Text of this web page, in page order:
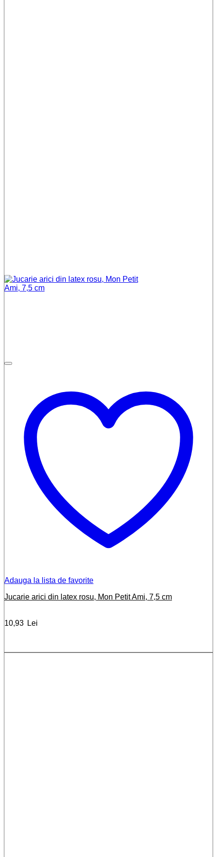
Adauga la lista de favorite
Jucarie arici din latex rosu, Mon Petit Ami, 7,5 cm
10,93 Lei